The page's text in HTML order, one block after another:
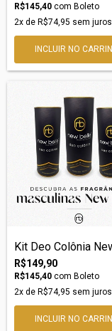
R$145,40 com Boleto
2x de R$74,95 sem juros
R$149,90
R$145,40 com Boleto
2x de R$74,95 sem juros